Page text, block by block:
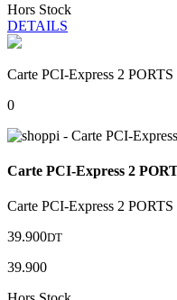
Hors Stock
DETAILS
Carte PCI-Express 2
0
Carte PCI-Express 2
Carte PCI-Express 2
39.900DT
39.900